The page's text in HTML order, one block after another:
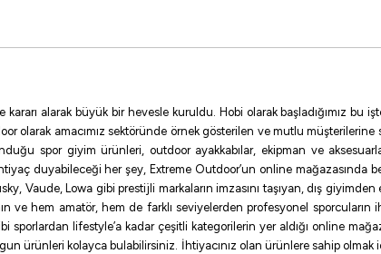
alarak büyük bir hevesle kuruldu. Hobi olarak başladığımız bu
olarak amacımız sektöründe örnek gösterilen ve mutlu
spor giyim ürünleri, outdoor ayakkabılar, ekipman ve
duyabileceği her şey, Extreme Outdoor’un online
Vaude, Lowa gibi prestijli markaların imzasını taşıyan, dış
ve hem amatör, hem de farklı seviyelerden profesyonel sporcuların
sporlardan lifestyle’a kadar çeşitli kategorilerin yer aldığı online
ürünleri kolayca bulabilirsiniz. İhtiyacınız olan ürünlere sahip olmak